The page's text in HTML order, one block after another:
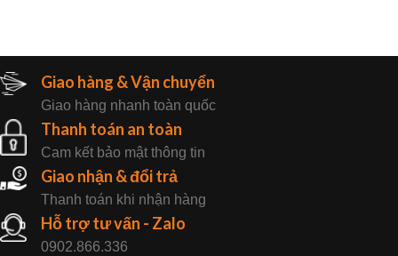
Giao hàng & Vận chuyển
Giao hàng nhanh toàn quốc
Thanh toán an toàn
Cam kết bảo mật thông tin
Giao nhận & đổi trả
Thanh toán khi nhận hàng
Hỗ trợ tư vấn - Zalo
0902.866.336